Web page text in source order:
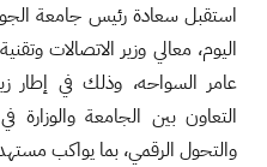
استقبل سعادة رئيس جامعة
اليوم، معالي وزير الاتصالات
عامر السواحه، وذلك في إطار
التعاون بين الجامعة والوزارة
والتحول الرقمي، بما يواكب